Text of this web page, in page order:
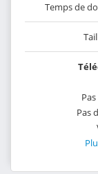
Temps de
Pas